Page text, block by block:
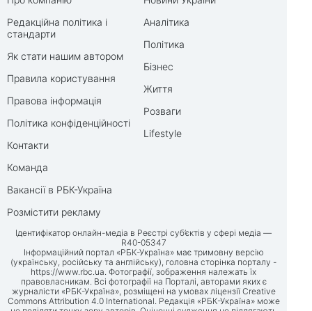
Редакційна політика і
стандарти
Як стати нашим автором
Правила користування
Правова інформація
Політика конфіденційності
Контакти
Команда
Вакансії в РБК-Україна
Розмістити рекламу
Аналітика
Політика
Бізнес
Життя
Розваги
Lifestyle
Ідентифікатор онлайн-медіа в Реєстрі суб’єктів у сфері медіа —
R40-05347
Інформаційний портал «РБК-Україна» має тримовну версію
(українську, російську та англійську), головна сторінка порталу -
https://www.rbc.ua. Фотографії, зображення належать їх
правовласникам. Всі фотографії на Порталі, авторами яких є
журналісти «РБК-Україна», розміщені на умовах ліцензії Creative
Commons Attribution 4.0 International. Редакція «РБК-Україна» може